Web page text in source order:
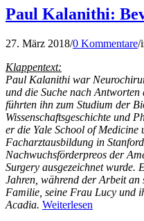
Paul Kalanithi:
27. März 2018/0 Kommentare/
Klappentext:
Paul Kalanithi war
und die Suche nach
führten ihn zum Studium der
Wissenschaftsgeschichte und
er die Yale School of Medicine
Facharztausbildung in
Nachwuchsförderpreos der
Surgery ausgezeichnet
Jahren, während der Arbeit an
Familie, seine Frau Lucy und
Acadia. Weiterlesen